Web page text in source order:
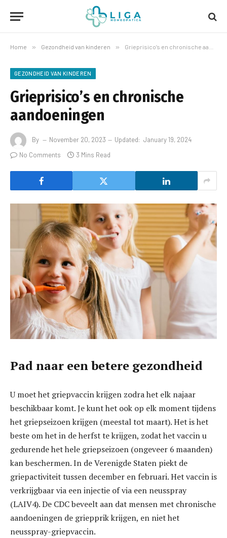
Home » Gezondheid van kinderen » Grieprisico’s en chronische aandoeningen
GEZONDHEID VAN KINDEREN
Grieprisico’s en chronische
aandoeningen
By November 20, 2023 Updated: January 19, 2024
No Comments
3 Mins Read
Pad naar een betere gezondheid
U moet het griepvaccin krijgen zodra het elk najaar
beschikbaar komt. Je kunt het ook op elk moment tijdens
het griepseizoen krijgen (meestal tot maart). Het is het
beste om het in de herfst te krijgen, zodat het vaccin u
gedurende het hele griepseizoen (ongeveer 6 maanden)
kan beschermen. In de Verenigde Staten piekt de
griepactiviteit tussen december en februari. Het vaccin is
verkrijgbaar via een injectie of via een neusspray
(LAIV4). De CDC beveelt aan dat mensen met chronische
aandoeningen de griepprik krijgen, en niet het
neusspray-griepvaccin.